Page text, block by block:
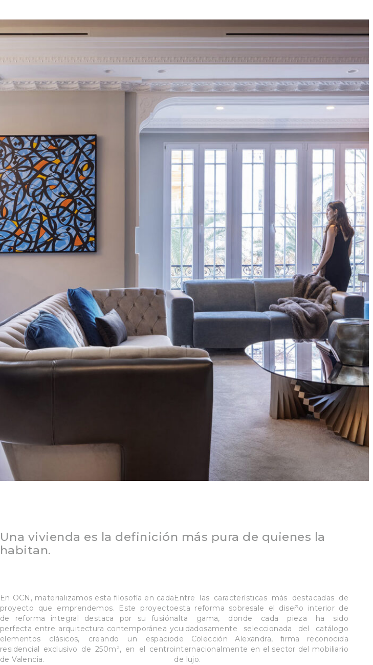
Una vivienda es la definición más pura de quienes la
habitan.
En OCN, materializamos esta filosofía en cada
proyecto que emprendemos. Este proyecto
de reforma integral destaca por su fusión
perfecta entre arquitectura contemporánea y
elementos clásicos, creando un espacio
residencial exclusivo de 250m², en el centro
de Valencia.
Entre las características más destacadas de
esta reforma sobresale el diseño interior de
alta gama, donde cada pieza ha sido
cuidadosamente seleccionada del catálogo
de Colección Alexandra, firma reconocida
internacionalmente en el sector del mobiliario
de lujo.